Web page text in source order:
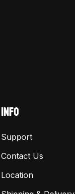
INFO
Support
Contact Us
Location